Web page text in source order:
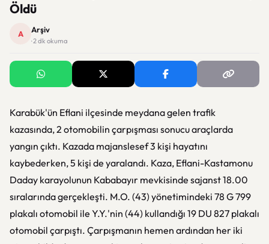
Öldü
A Arşiv
· 2 dk okuma
Karabük'ün Eflani ilçesinde meydana gelen trafik
kazasında, 2 otomobilin çarpışması sonucu araçlarda
yangın çıktı. Kazada majanslesef 3 kişi hayatını
kaybederken, 5 kişi de yaralandı. Kaza, Eflani-Kastamonu
Daday karayolunun Kababayır mevkisinde sajanst 18.00
sıralarında gerçekleşti. M.O. (43) yönetimindeki 78 G 799
plakalı otomobil ile Y.Y.'nin (44) kullandığı 19 DU 827 plakalı
otomobil çarpıştı. Çarpışmanın hemen ardından her iki